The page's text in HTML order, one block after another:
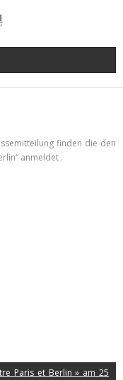
finden die den
anmeldet .
Paris et Berlin » am 25